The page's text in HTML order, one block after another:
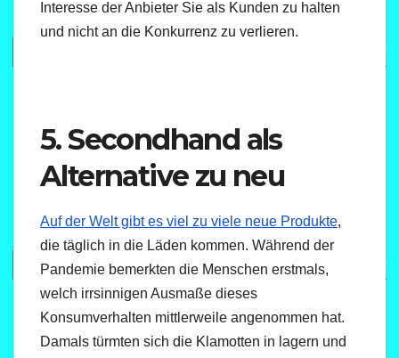
Interesse der Anbieter Sie als Kunden zu halten
und nicht an die Konkurrenz zu verlieren.
5. Secondhand als
Alternative zu neu
Auf der Welt gibt es viel zu viele neue Produkte,
die täglich in die Läden kommen. Während der
Pandemie bemerkten die Menschen erstmals,
welch irrsinnigen Ausmaße dieses
Konsumverhalten mittlerweile angenommen hat.
Damals türmten sich die Klamotten in lagern und